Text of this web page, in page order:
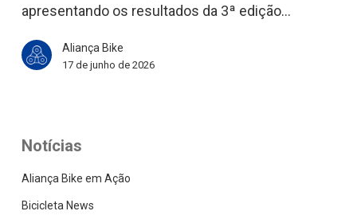
apresentando os resultados da 3ª edição…
Aliança Bike
17 de junho de 2026
Notícias
Aliança Bike em Ação
Bicicleta News